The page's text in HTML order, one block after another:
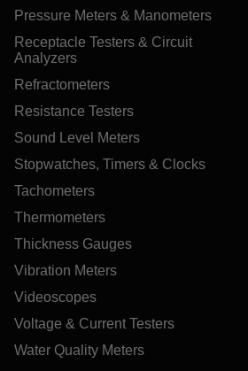
Pressure Meters & Manometers
Receptacle Testers & Circuit
Analyzers
Refractometers
Resistance Testers
Sound Level Meters
Stopwatches, Timers & Clocks
Tachometers
Thermometers
Thickness Gauges
Vibration Meters
Videoscopes
Voltage & Current Testers
Water Quality Meters